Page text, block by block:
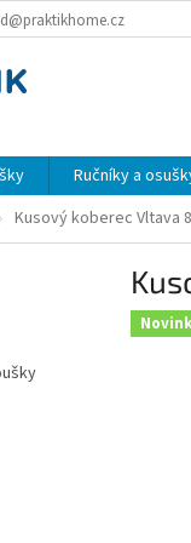
Ručníky a
Kusový koberec Vltava